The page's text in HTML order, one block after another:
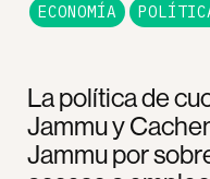
La política de
Jammu y
Jammu por
ECONOMÍA